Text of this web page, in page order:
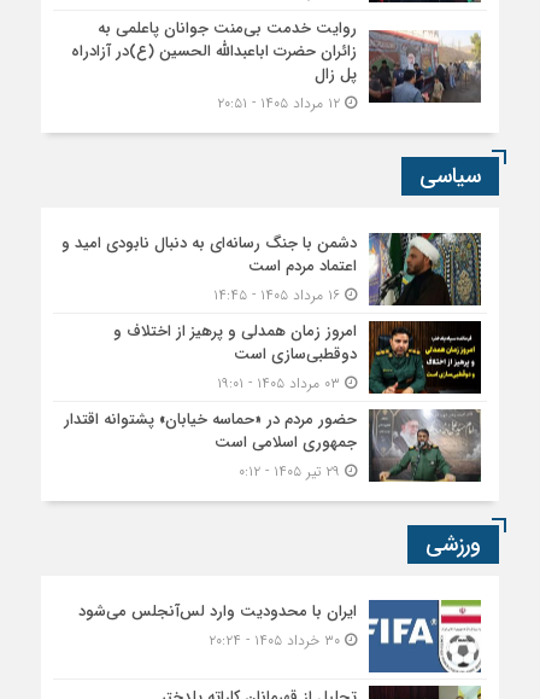
روایت خدمت بی‌منت جوانان پاعلمی به
زائران حضرت اباعبدالله الحسین (ع)در آزادراه
پل زال
۱۲ مرداد ۱۴۰۵ - ۲۰:۵۱
سیاسی
دشمن با جنگ رسانه‌ای به دنبال نابودی امید و
اعتماد مردم است
۱۶ مرداد ۱۴۰۵ - ۱۴:۴۵
امروز زمان همدلی و پرهیز از اختلاف و
دوقطبی‌سازی است
حضور مردم در «حماسه خیابان» پشتوانه اقتدار
جمهوری اسلامی است
ورزشی
ایران با محدودیت وارد لس‌آنجلس می‌شود
۳۰ خرداد ۱۴۰۵ - ۲۰:۲۴